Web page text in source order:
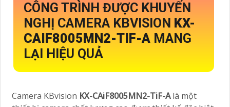
CÔNG TRÌNH ĐƯỢC KHUYẾN
NGHỊ CAMERA KBVISION KX-
CAIF8005MN2-TIF-A MANG
LẠI HIỆU QUẢ
Camera KBvision KX-CAiF8005MN2-TiF-Alà một